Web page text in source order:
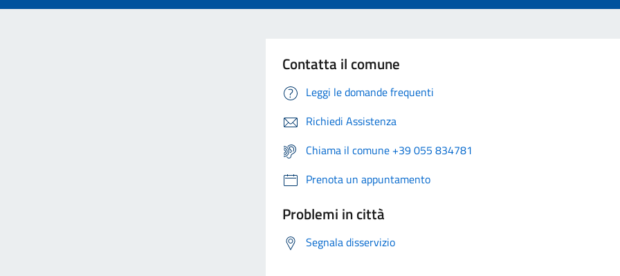
Contatta il comune
Leggi le domande frequenti
Richiedi Assistenza
Chiama il comune +39 055 834781
Prenota un appuntamento
Problemi in città
Segnala disservizio